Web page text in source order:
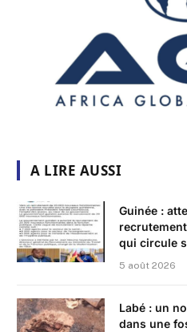
A LIRE AUSSI
Guinée :
qui circule
5 août 2026
Labé : un
dans une